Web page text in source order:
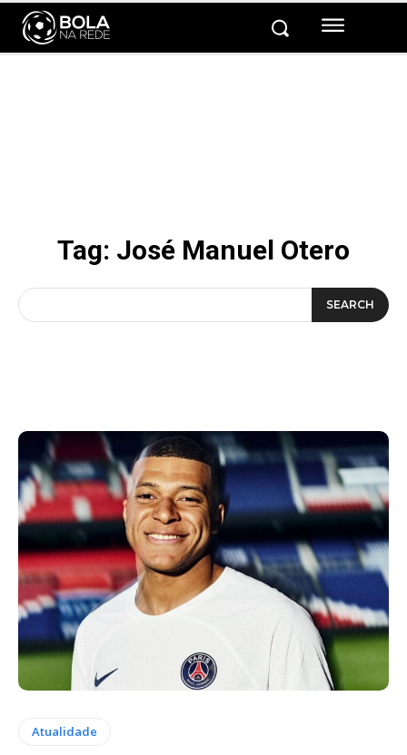
Tag: José Manuel Otero
SEARCH
Atualidade